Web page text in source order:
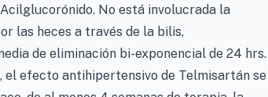
No está involucrada la
las heces a través de la bilis,
de eliminación bi-exponencial de 24 hrs.
el efecto antihipertensivo de Telmisartán se